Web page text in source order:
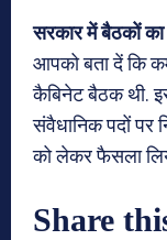
सरकार में बैठकों का
आपको बता दें कि
कैबिनेट बैठक थी.
संवैधानिक पदों पर
को लेकर फैसला
Share